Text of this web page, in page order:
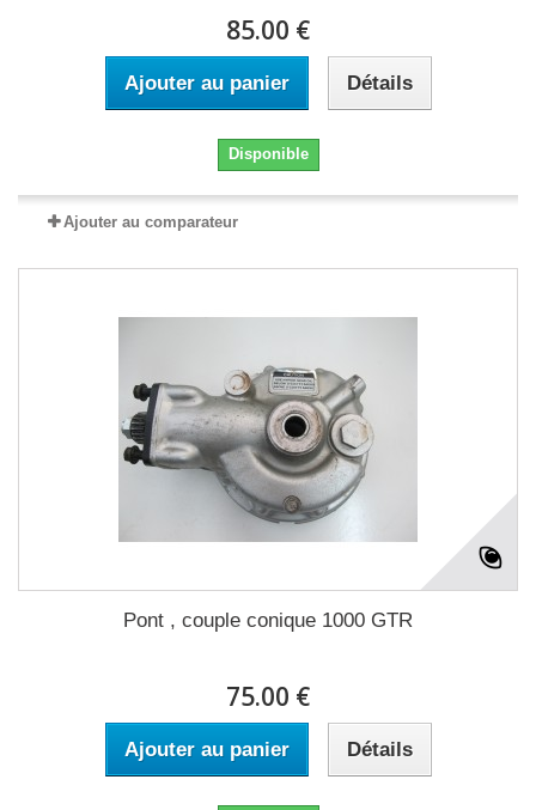
85.00 €
Ajouter au panier Détails
Disponible
Ajouter au comparateur
Pont , couple conique 1000 GTR
75.00 €
Ajouter au panier Détails